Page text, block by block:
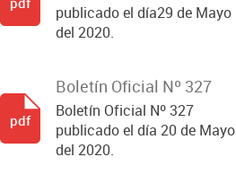
publicado el día29 de Mayo
del 2020.
Boletín Oficial Nº 327
Boletín Oficial Nº 327
publicado el día 20 de Mayo
del 2020.
pdf